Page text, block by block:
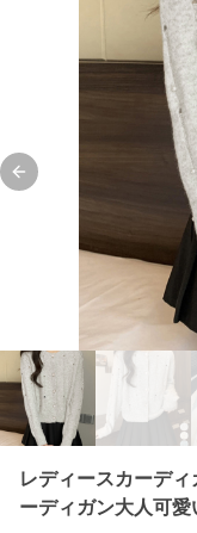
Previous slide
レディースカーデ
ーディガン大人可愛